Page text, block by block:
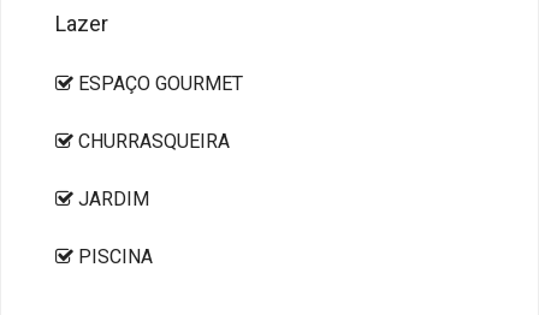
Lazer
ESPAÇO GOURMET
CHURRASQUEIRA
JARDIM
PISCINA